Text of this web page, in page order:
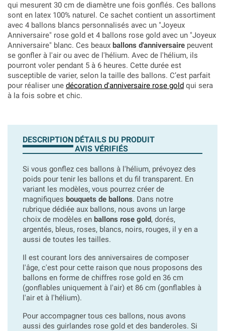
qui mesurent 30 cm de diamètre une fois gonflés. Ces ballons
sont en latex 100% naturel. Ce sachet contient un assortiment
avec 4 ballons blancs personnalisés avec un "Joyeux
Anniversaire" rose gold et 4 ballons rose gold avec un "Joyeux
Anniversaire" blanc. Ces beaux ballons d'anniversaire peuvent
se gonfler à l'air ou avec de l'hélium. Avec de l'hélium, ils
pourront voler pendant 5 à 6 heures. Cette durée est
susceptible de varier, selon la taille des ballons. C’est parfait
pour réaliser une décoration d'anniversaire rose gold qui sera
à la fois sobre et chic.
DESCRIPTION DÉTAILS DU PRODUIT
AVIS VÉRIFIÉS
Si vous gonflez ces ballons à l'hélium, prévoyez des
poids pour tenir les ballons et du fil transparent. En
variant les modèles, vous pourrez créer de
magnifiques bouquets de ballons. Dans notre
rubrique dédiée aux ballons, nous avons un large
choix de modèles en ballons rose gold, dorés,
argentés, bleus, roses, blancs, noirs, rouges, il y en a
aussi de toutes les tailles.
Il est courant lors des anniversaires de composer
l'âge, c'est pour cette raison que nous proposons des
ballons en forme de chiffres rose gold en 36 cm
(gonflables uniquement à l'air) et 86 cm (gonflables à
l'air et à l'hélium).
Pour accompagner tous ces ballons, nous avons
aussi des guirlandes rose gold et des banderoles. Si